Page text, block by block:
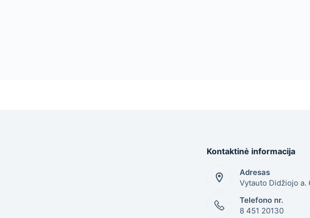
Kontaktinė informacija
Adresas
Vytauto Didžiojo a.
Telefono nr.
8 451 20130